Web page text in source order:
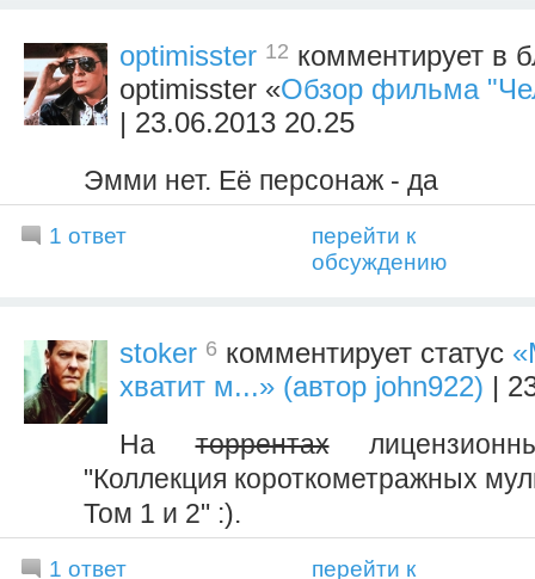
optimisster 12 комментирует в
optimisster «Обзор фильма
| 23.06.2013 20.25
Эмми нет. Её персонаж - да
1 ответ
перейти к
обсуждению
stoker 6 комментирует статус
хватит м...» (автор john922) |
Наторрентах
"Коллекция короткометражных
Том 1 и 2" :).
1 ответ
перейти к